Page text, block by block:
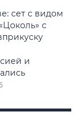
сет с видом
с
и